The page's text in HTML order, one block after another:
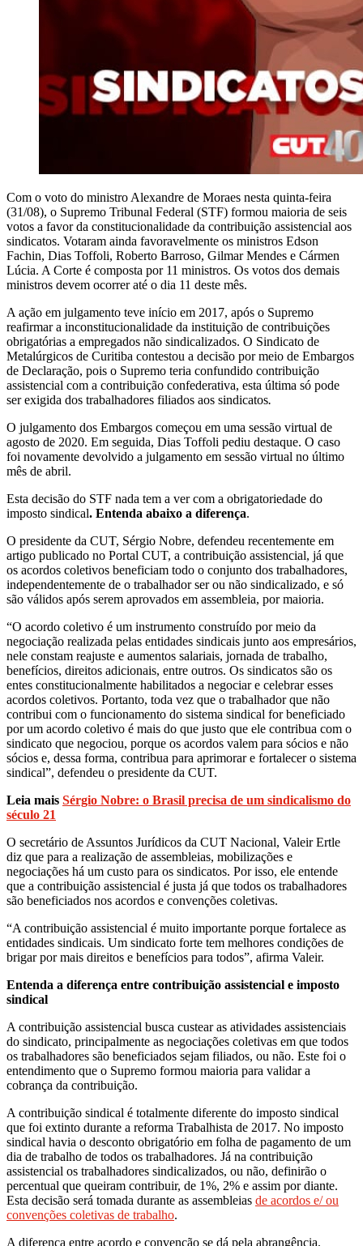
Com o voto do ministro Alexandre de Moraes nesta quinta-feira
(31/08), o Supremo Tribunal Federal (STF) formou maioria de seis
votos a favor da constitucionalidade da contribuição assistencial aos
sindicatos. Votaram ainda favoravelmente os ministros Edson
Fachin, Dias Toffoli, Roberto Barroso, Gilmar Mendes e Cármen
Lúcia. A Corte é composta por 11 ministros. Os votos dos demais
ministros devem ocorrer até o dia 11 deste mês.
A ação em julgamento teve início em 2017, após o Supremo
reafirmar a inconstitucionalidade da instituição de contribuições
obrigatórias a empregados não sindicalizados. O Sindicato de
Metalúrgicos de Curitiba contestou a decisão por meio de Embargos
de Declaração, pois o Supremo teria confundido contribuição
assistencial com a contribuição confederativa, esta última só pode
ser exigida dos trabalhadores filiados aos sindicatos.
O julgamento dos Embargos começou em uma sessão virtual de
agosto de 2020. Em seguida, Dias Toffoli pediu destaque. O caso
foi novamente devolvido a julgamento em sessão virtual no último
mês de abril.
Esta decisão do STF nada tem a ver com a obrigatoriedade do
imposto sindical. Entenda abaixo a diferença.
O presidente da CUT, Sérgio Nobre, defendeu recentemente em
artigo publicado no Portal CUT, a contribuição assistencial, já que
os acordos coletivos beneficiam todo o conjunto dos trabalhadores,
independentemente de o trabalhador ser ou não sindicalizado, e só
são válidos após serem aprovados em assembleia, por maioria.
“O acordo coletivo é um instrumento construído por meio da
negociação realizada pelas entidades sindicais junto aos empresários,
nele constam reajuste e aumentos salariais, jornada de trabalho,
benefícios, direitos adicionais, entre outros. Os sindicatos são os
entes constitucionalmente habilitados a negociar e celebrar esses
acordos coletivos. Portanto, toda vez que o trabalhador que não
contribui com o funcionamento do sistema sindical for beneficiado
por um acordo coletivo é mais do que justo que ele contribua com o
sindicato que negociou, porque os acordos valem para sócios e não
sócios e, dessa forma, contribua para aprimorar e fortalecer o sistema
sindical”, defendeu o presidente da CUT.
Leia mais Sérgio Nobre: o Brasil precisa de um sindicalismo do
século 21
O secretário de Assuntos Jurídicos da CUT Nacional, Valeir Ertle
diz que para a realização de assembleias, mobilizações e
negociações há um custo para os sindicatos. Por isso, ele entende
que a contribuição assistencial é justa já que todos os trabalhadores
são beneficiados nos acordos e convenções coletivas.
“A contribuição assistencial é muito importante porque fortalece as
entidades sindicais. Um sindicato forte tem melhores condições de
brigar por mais direitos e benefícios para todos”, afirma Valeir.
Entenda a diferença entre contribuição assistencial e imposto
sindical
A contribuição assistencial busca custear as atividades assistenciais
do sindicato, principalmente as negociações coletivas em que todos
os trabalhadores são beneficiados sejam filiados, ou não. Este foi o
entendimento que o Supremo formou maioria para validar a
cobrança da contribuição.
A contribuição sindical é totalmente diferente do imposto sindical
que foi extinto durante a reforma Trabalhista de 2017. No imposto
sindical havia o desconto obrigatório em folha de pagamento de um
dia de trabalho de todos os trabalhadores. Já na contribuição
assistencial os trabalhadores sindicalizados, ou não, definirão o
percentual que queiram contribuir, de 1%, 2% e assim por diante.
Esta decisão será tomada durante as assembleias de acordos e/ ou
convenções coletivas de trabalho.
A diferença entre acordo e convenção se dá pela abrangência.